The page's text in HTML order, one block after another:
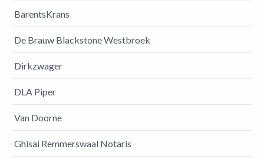
BarentsKrans
De Brauw Blackstone Westbroek
Dirkzwager
DLA Piper
Van Doorne
Ghisai Remmerswaal Notaris